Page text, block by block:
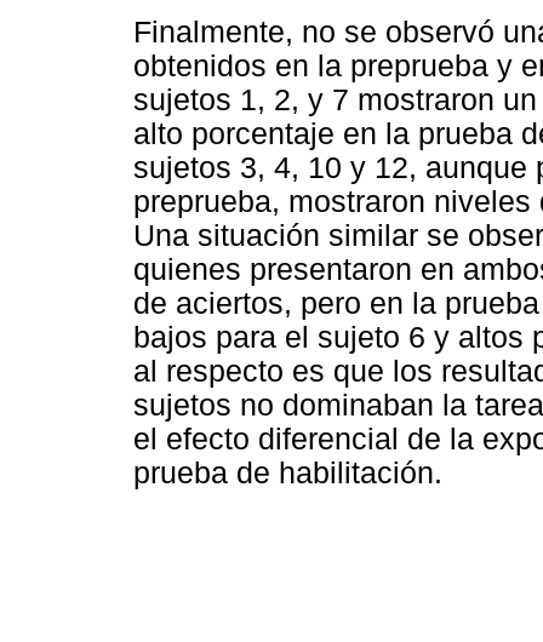
Finalmente, no se observó
obtenidos en la preprueba y
sujetos 1, 2, y 7 mostraron
alto porcentaje en la prueba
sujetos 3, 4, 10 y 12, aunque
preprueba, mostraron
Una situación similar se
quienes presentaron en
de aciertos, pero en la
bajos para el sujeto 6 y altos
al respecto es que los
sujetos no dominaban la
el efecto diferencial de la
prueba de habilitación.